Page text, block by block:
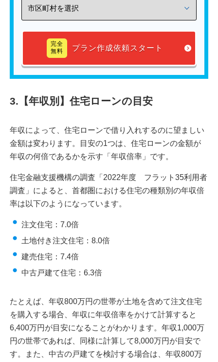
完全
無料
プラン作成依頼スタート
3.【年収別】住宅ローンの目安
年収によって、住宅ローンで借り入れするのに望ましい
金額は変わります。目安の1つは、住宅ローンの金額が
年収の何倍であるかを示す「年収倍率」です。
住宅金融支援機構の調査「2022年度 フラット35利用者
調査」によると、首都圏における住宅の種類別の年収倍
率は以下のようになっています。
注文住宅：7.0倍
土地付き注文住宅：8.0倍
建売住宅：7.4倍
中古戸建て住宅：6.3倍
たとえば、年収800万円の世帯が土地を含めて注文住宅
を購入する場合、年収に年収倍率をかけて計算すると
6,400万円が目安になることがわかります。年収1,000万
円の世帯であれば、同様に計算して8,000万円が目安で
す。また、中古の戸建てを検討する場合は、年収800万